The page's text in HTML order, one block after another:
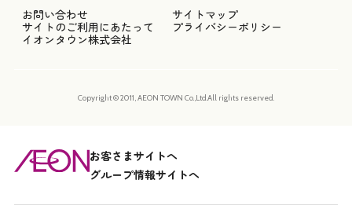
お問い合わせ
サイトマップ
サイトのご利用にあたって
プライバシーポリシー
イオンタウン株式会社
Copyright © 2011, AEON TOWN Co.,Ltd.All rights reserved.
お客さまサイトへ
グループ情報サイトへ